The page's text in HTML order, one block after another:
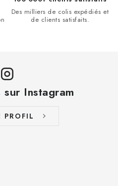
Des milliers de colis expédiés et
de clients satisfaits.
sur Instagram
PROFIL